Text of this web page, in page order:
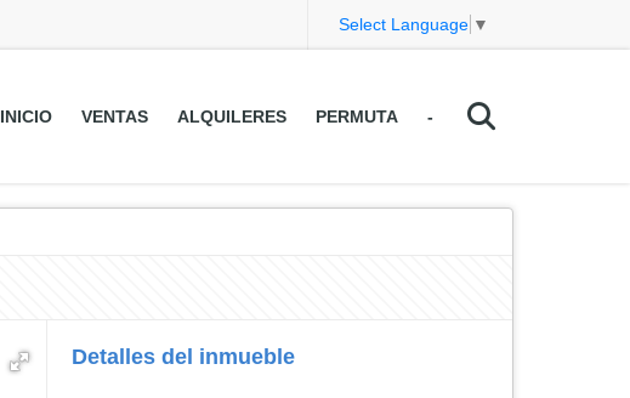
Select Language ▼
INICIO VENTAS ALQUILERES PERMUTA -
Detalles del inmueble